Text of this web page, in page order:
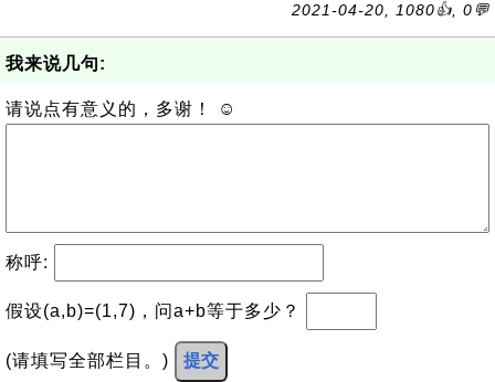
2021-04-20, 1080👍, 0💬
我来说几句:
请说点有意义的，多谢！ ☺
称呼:
假设(a,b)=(1,7)，问a+b等于多少？
(请填写全部栏目。) 提交